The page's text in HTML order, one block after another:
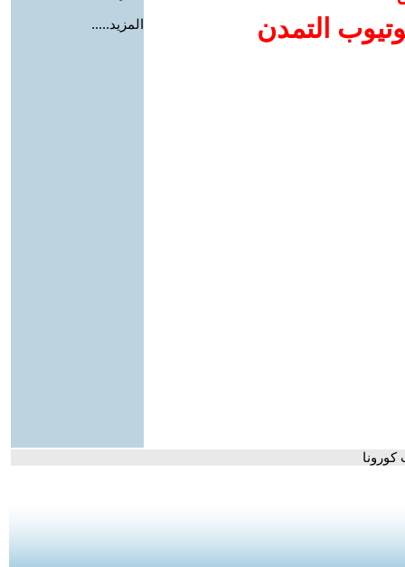
التمدن
المزيد.....
كورونا